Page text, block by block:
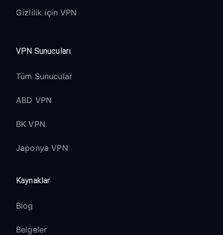
Gizlilik için VPN
VPN Sunucuları
Tüm Sunucular
ABD VPN
BK VPN
Japonya VPN
Kaynaklar
Blog
Belgeler